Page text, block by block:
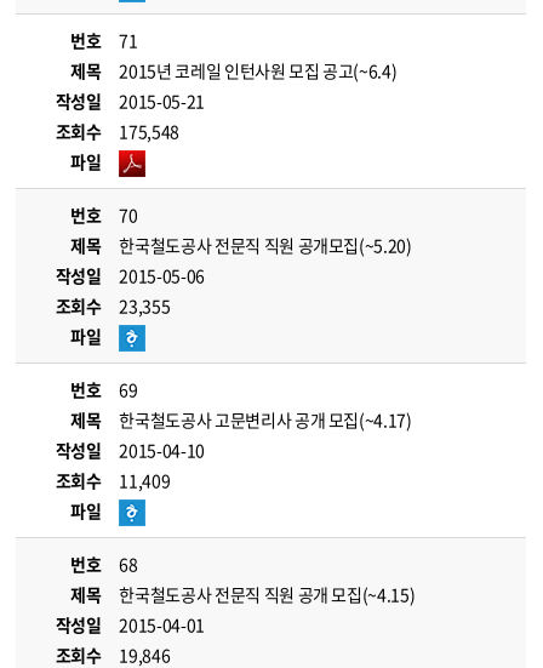
번호
71
제목
2015년 코레일 인턴사원 모집 공고(~6.4)
작성일
2015-05-21
조회수
175,548
파일
번호
70
제목
한국철도공사 전문직 직원 공개모집(~5.20)
작성일
2015-05-06
조회수
23,355
파일
번호
69
제목
한국철도공사 고문변리사 공개 모집(~4.17)
작성일
2015-04-10
조회수
11,409
파일
번호
68
제목
한국철도공사 전문직 직원 공개 모집(~4.15)
작성일
2015-04-01
조회수
19,846